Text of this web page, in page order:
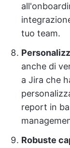
tuo team.
anche di
a Jira che
report in
Robuste